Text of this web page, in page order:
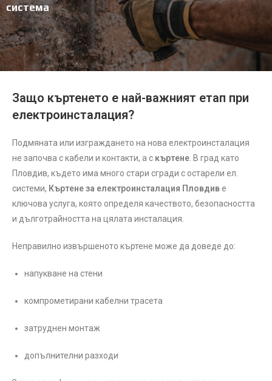
система
Защо къртенето е най-важният етап при
електроинсталация?
Подмяната или изграждането на нова електроинсталация
не започва с кабели и контакти, а с къртене . В град като
Пловдив, където има много стари сгради с остарели ел.
системи, Къртене за електроинсталация Пловдиве
ключова услуга, която определя качеството, безопасността
и дълготрайността на цялата инсталация.
Неправилно извършеното къртене може да доведе до:
напукване на стени
компрометирани кабелни трасета
затруднен монтаж
допълнителни разходи